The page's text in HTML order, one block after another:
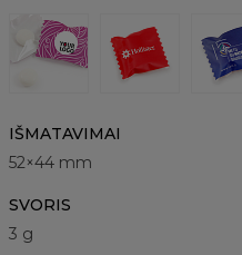
IŠMATAVIMAI
52×44 mm
SVORIS
3 g